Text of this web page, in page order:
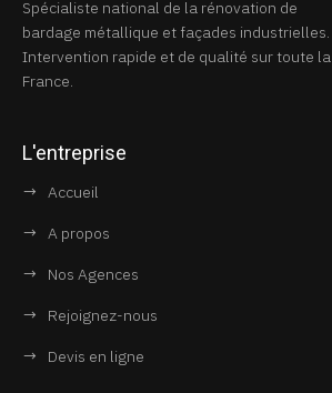
Spécialiste national de la rénovation de
bardage métallique et façades industrielles.
Intervention rapide et de qualité sur toute la
France.
L'entreprise
Accueil
A propos
Nos Agences
Rejoignez-nous
Devis en ligne